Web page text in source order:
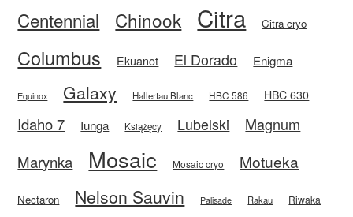
Centennial Chinook Citra Citra cryo
Columbus Ekuanot El Dorado Enigma
Equinox Galaxy Hallertau Blanc HBC 586 HBC 630
Idaho 7 Iunga Książęcy Lubelski
Magnum
Marynka
Mosaic Mosaic cryo Motueka
Nectaron Nelson Sauvin Palisade Rakau Riwaka